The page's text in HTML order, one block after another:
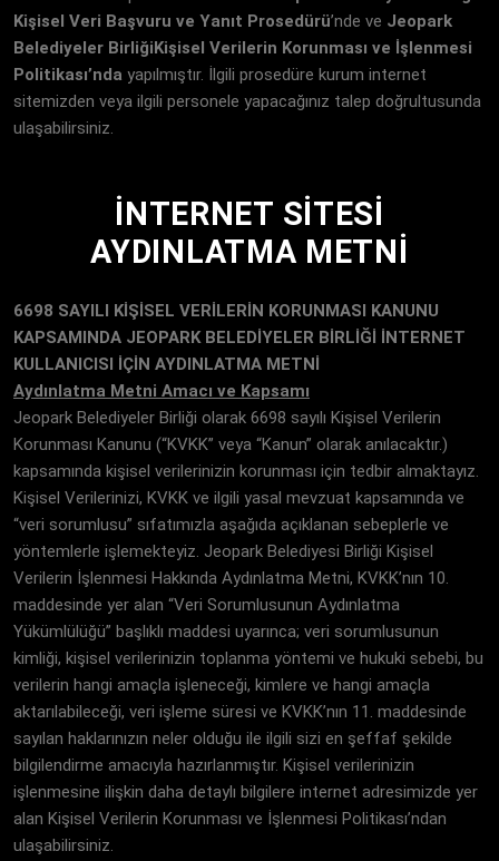
Kişisel Veri Başvuru ve Yanıt Prosedürü’nde ve Jeopark
Belediyeler BirliğiKişisel Verilerin Korunması ve İşlenmesi
Politikası’nda yapılmıştır. İlgili prosedüre kurum internet
sitemizden veya ilgili personele yapacağınız talep doğrultusunda
ulaşabilirsiniz.
İNTERNET SITESI
AYDINLATMA METNI​
6698 SAYILI KİŞİSEL VERİLERİN KORUNMASI KANUNU
KAPSAMINDA JEOPARK BELEDİYELER BİRLİĞİ İNTERNET
KULLANICISI İÇİN AYDINLATMA METNİ
Aydınlatma Metni Amacı ve Kapsamı
Jeopark Belediyeler Birliği olarak 6698 sayılı Kişisel Verilerin
Korunması Kanunu (“KVKK” veya “Kanun” olarak anılacaktır.)
kapsamında kişisel verilerinizin korunması için tedbir almaktayız.
Kişisel Verilerinizi, KVKK ve ilgili yasal mevzuat kapsamında ve
“veri sorumlusu” sıfatımızla aşağıda açıklanan sebeplerle ve
yöntemlerle işlemekteyiz. Jeopark Belediyesi Birliği Kişisel
Verilerin İşlenmesi Hakkında Aydınlatma Metni, KVKK’nın 10.
maddesinde yer alan “Veri Sorumlusunun Aydınlatma
Yükümlülüğü” başlıklı maddesi uyarınca; veri sorumlusunun
kimliği, kişisel verilerinizin toplanma yöntemi ve hukuki sebebi, bu
verilerin hangi amaçla işleneceği, kimlere ve hangi amaçla
aktarılabileceği, veri işleme süresi ve KVKK’nın 11. maddesinde
sayılan haklarınızın neler olduğu ile ilgili sizi en şeffaf şekilde
bilgilendirme amacıyla hazırlanmıştır. Kişisel verilerinizin
işlenmesine ilişkin daha detaylı bilgilere internet adresimizde yer
alan Kişisel Verilerin Korunması ve İşlenmesi Politikası’ndan
ulaşabilirsiniz.